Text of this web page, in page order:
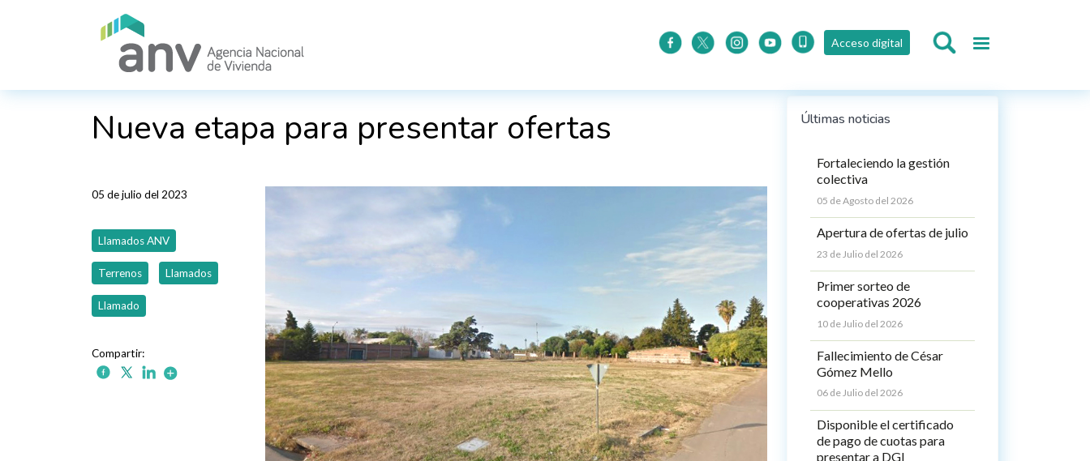
Acceso digital
Nueva etapa para presentar ofertas
05 de julio del 2023
Llamados ANV
Terrenos Llamados
Llamado
Últimas noticias
Fortaleciendo la gestión
colectiva
05 de Agosto del 2026
Apertura de ofertas de julio
23 de Julio del 2026
Primer sorteo de
cooperativas 2026
10 de Julio del 2026
Fallecimiento de César
Gómez Mello
06 de Julio del 2026
Disponible el certificado
de pago de cuotas para
presentar a DGI